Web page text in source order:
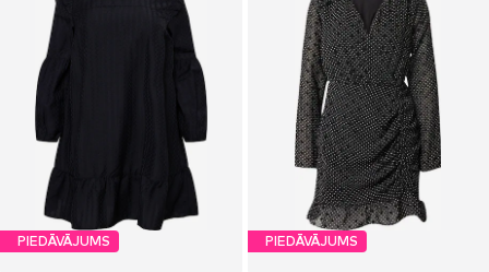
PIEDĀVĀJUMS PIEDĀVĀJUMS